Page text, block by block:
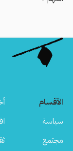
الأقسام
سياسة
مجتمع